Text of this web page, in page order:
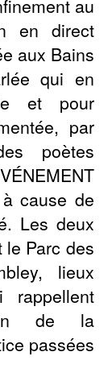
au
en direct
aux Bains
qui en
et pour
par
poètes
cause de
Les deux
le Parc des
lieux
rappellent
de la
passées